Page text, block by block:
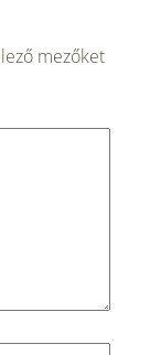
mezőket